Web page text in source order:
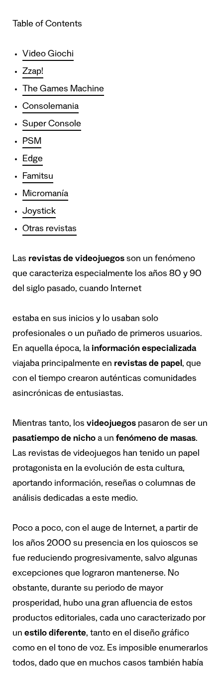
Table of Contents
Video Giochi
Zzap!
The Games Machine
Consolemania
Super Console
PSM
Edge
Famitsu
Micromanía
Joystick
Otras revistas
Las revistas de videojuegos son un fenómeno
que caracteriza especialmente los años 80 y 90
del siglo pasado, cuando Internet
estaba en sus inicios y lo usaban solo
profesionales o un puñado de primeros usuarios.
En aquella época, la información especializada
viajaba principalmente en revistas de papel, que
con el tiempo crearon auténticas comunidades
asincrónicas de entusiastas.
Mientras tanto, los videojuegos pasaron de ser un
pasatiempo de nicho a un fenómeno de masas.
Las revistas de videojuegos han tenido un papel
protagonista en la evolución de esta cultura,
aportando información, reseñas o columnas de
análisis dedicadas a este medio.
Poco a poco, con el auge de Internet, a partir de
los años 2000 su presencia en los quioscos se
fue reduciendo progresivamente, salvo algunas
excepciones que lograron mantenerse. No
obstante, durante su periodo de mayor
prosperidad, hubo una gran afluencia de estos
productos editoriales, cada uno caracterizado por
un estilo diferente, tanto en el diseño gráfico
como en el tono de voz. Es imposible enumerarlos
todos, dado que en muchos casos también había